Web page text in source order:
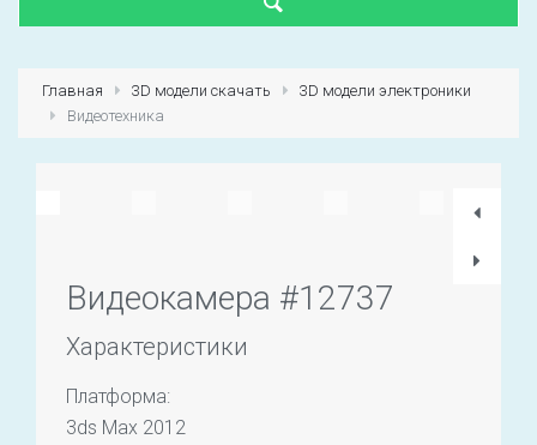
Главная 3D модели скачать
3D модели электроники
Видеотехника
Видеокамера #12737
Характеристики
Платформа:
3ds Max 2012